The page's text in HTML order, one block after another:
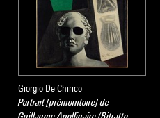
Giorgio De Chirico
Portrait [prémonitoire] de